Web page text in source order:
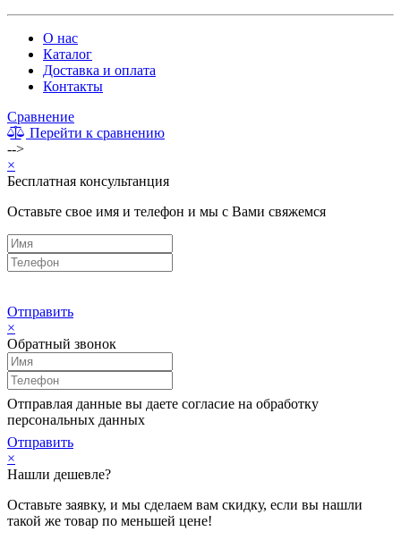
О нас
Каталог
Доставка и оплата
Контакты
Сравнение
Перейти к сравнению
-->
×
Бесплатная консультанция
Оставьте свое имя и телефон и мы с Вами свяжемся
Отправить
×
Обратный звонок
Отправлая данные вы даете согласие на обработку
персональных данных
Отправить
×
Нашли дешевле?
Оставьте заявку, и мы сделаем вам скидку, если вы нашли
такой же товар по меньшей цене!